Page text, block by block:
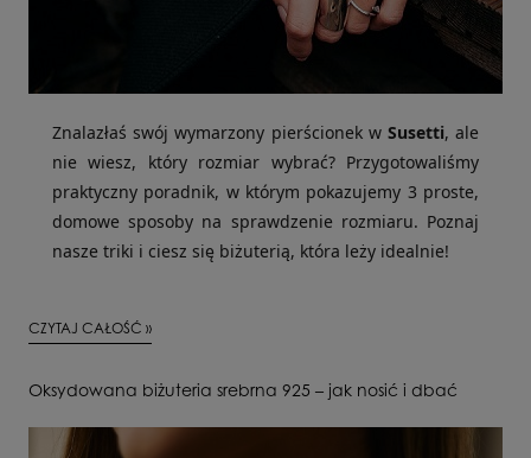
Znalazłaś swój wymarzony pierścionek w Susetti, ale
nie wiesz, który rozmiar wybrać? Przygotowaliśmy
praktyczny poradnik, w którym pokazujemy 3 proste,
domowe sposoby na sprawdzenie rozmiaru. Poznaj
nasze triki i ciesz się biżuterią, która leży idealnie!
CZYTAJ CAŁOŚĆ »
Oksydowana biżuteria srebrna 925 – jak nosić i dbać